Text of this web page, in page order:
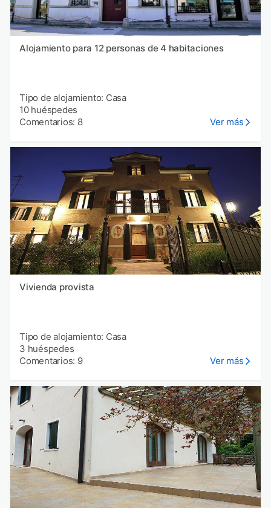
Alojamiento para 12 personas de 4 habitaciones
Tipo de alojamiento: Casa
10 huéspedes
Comentarios: 8
Ver más
Vivienda provista
Tipo de alojamiento: Casa
3 huéspedes
Comentarios: 9
Ver más